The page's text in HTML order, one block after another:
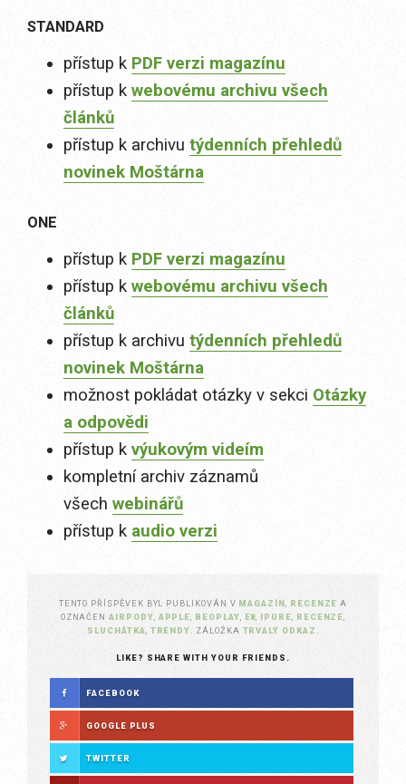
STANDARD
přístup k PDF verzi magazínu
přístup k webovému archivu všech
článků
přístup k archivu týdenních přehledů
novinek Moštárna
ONE
přístup k PDF verzi magazínu
přístup k webovému archivu všech
článků
přístup k archivu týdenních přehledů
novinek Moštárna
možnost pokládat otázky v sekci Otázky
a odpovědi
přístup k výukovým videím
kompletní archiv záznamů
všech webinářů
přístup k audio verzi
TENTO PŘÍSPĚVEK BYL PUBLIKOVÁN V MAGAZÍN RECENZE A
OZNAČENAIRPODY APPLE BEOPLAY E8 IPURE RECENZE
SLUCHÁTKA TRENDY . ZÁLOŽKA TRVALÝ ODKAZ
LIKE? SHARE WITH YOUR FRIENDS.
FACEBOOK
GOOGLE PLUS
TWITTER